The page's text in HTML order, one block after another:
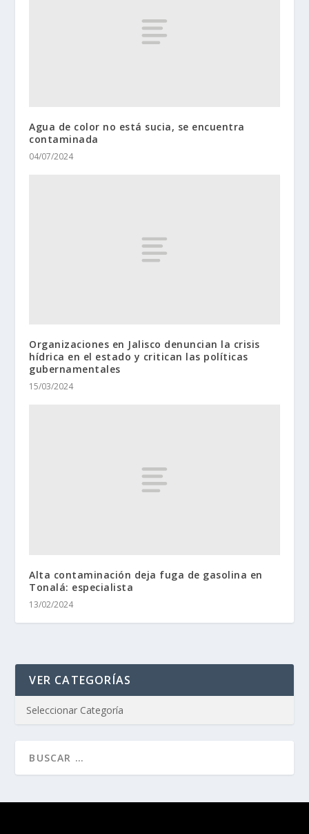
Agua de color no está sucia, se encuentra
contaminada
04/07/2024
Organizaciones en Jalisco denuncian la crisis
hídrica en el estado y critican las políticas
gubernamentales
15/03/2024
Alta contaminación deja fuga de gasolina en
Tonalá: especialista
13/02/2024
VER CATEGORÍAS